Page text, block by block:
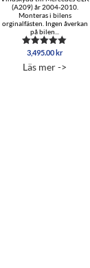
(A209) år 2004-2010.
Monteras i bilens
orginalfästen. Ingen åverkan
på bilen...
Betygsatt
av 5
3,495.00 kr
Läs mer ->